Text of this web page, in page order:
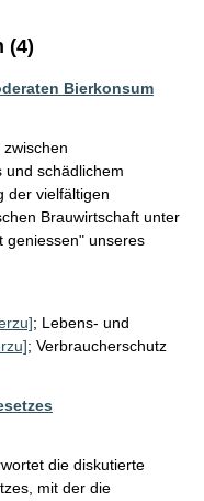
(4)
Bierkonsum
und schädlichem
der vielfältigen
Brauwirtschaft unter
geniessen" unseres
; Lebens- und
; Verbraucherschutz
die diskutierte
mit der die